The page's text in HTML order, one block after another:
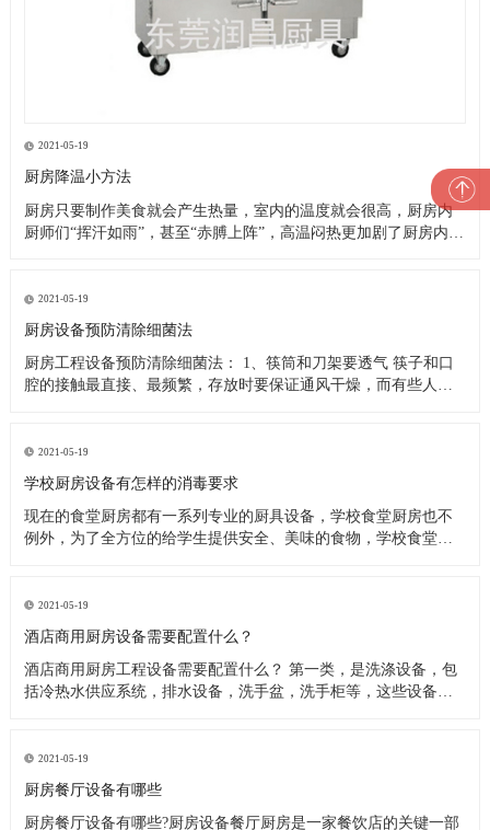
2021-05-19
厨房降温小方法
厨房只要制作美食就会产生热量，室内的温度就会很高，厨房内
厨师们“挥汗如雨”，甚至“赤膊上阵”，高温闷热更加剧了厨房内的
热，严重影响厨师们的身心健康，大大降低了他们的工作效率及
工作热情
2021-05-19
厨房设备预防清除细菌法
厨房工程设备预防清除细菌法： 1、筷筒和刀架要透气 筷子和口
腔的接触最直接、最频繁，存放时要保证通风干燥，而有些人把
筒，并把它钉在墙上或放在通风处，这样能很快把水沥干。还有
人习惯在筷子上搭
2021-05-19
学校厨房设备有怎样的消毒要求
现在的食堂厨房都有一系列专业的厨具设备，学校食堂厨房也不
例外，为了全方位的给学生提供安全、美味的食物，学校食堂厨
校食堂厨房设备清洗消毒要求 1、使用后的餐具必须在指定的餐具
洗涤槽内将食
2021-05-19
酒店商用厨房设备需要配置什么？
酒店商用厨房工程设备需要配置什么？ 第一类，是洗涤设备，包
括冷热水供应系统，排水设备，洗手盆，洗手柜等，这些设备在
类，是饮食用具，主要包括餐厅家具和饮食用具。 第三类，食物
用具。炊具，
2021-05-19
厨房餐厅设备有哪些
厨房餐厅设备有哪些?厨房设备餐厅厨房是一家餐饮店的关键一部